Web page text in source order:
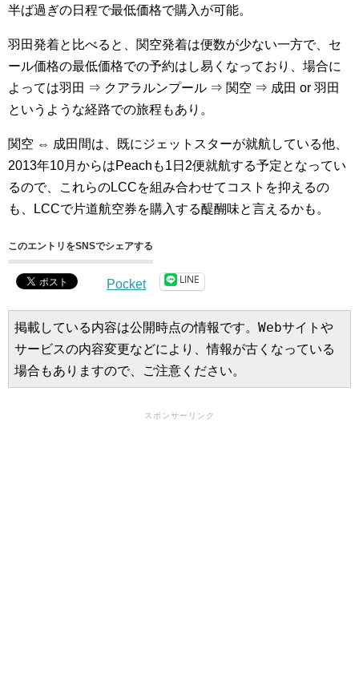
半ば過ぎの日程で最低価格で購入が可能。
羽田発着と比べると、関空発着は便数が少ない一方で、セ
ール価格の最低価格での予約はし易くなっており、場合に
よっては羽田 ⇒ クアラルンプール ⇒ 関空 ⇒ 成田 or 羽田
というような経路での旅程もあり。
関空 ⇔ 成田間は、既にジェットスターが就航している他、
2013年10月からはPeachも1日2便就航する予定となってい
るので、これらのLCCを組み合わせてコストを抑えるの
も、LCCで片道航空券を購入する醍醐味と言えるかも。
このエントリをSNSでシェアする
Pocket LINE
掲載している内容は公開時点の情報です。Webサイトや
サービスの内容変更などにより、情報が古くなっている
場合もありますので、ご注意ください。
スポンサーリンク